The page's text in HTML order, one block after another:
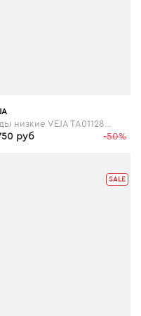
-50%
руб
SALE